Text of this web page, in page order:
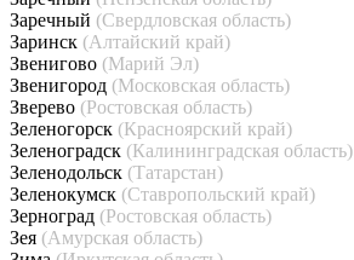
Заречный (Свердловская область)
Заринск (Алтайский край)
Звенигово (Марий Эл)
Звенигород (Московская область)
Зверево (Ростовская область)
Зеленогорск (Красноярский край)
Зеленоградск (Калининградская область)
Зеленодольск (Татарстан)
Зеленокумск (Ставропольский край)
Зерноград (Ростовская область)
Зея (Амурская область)